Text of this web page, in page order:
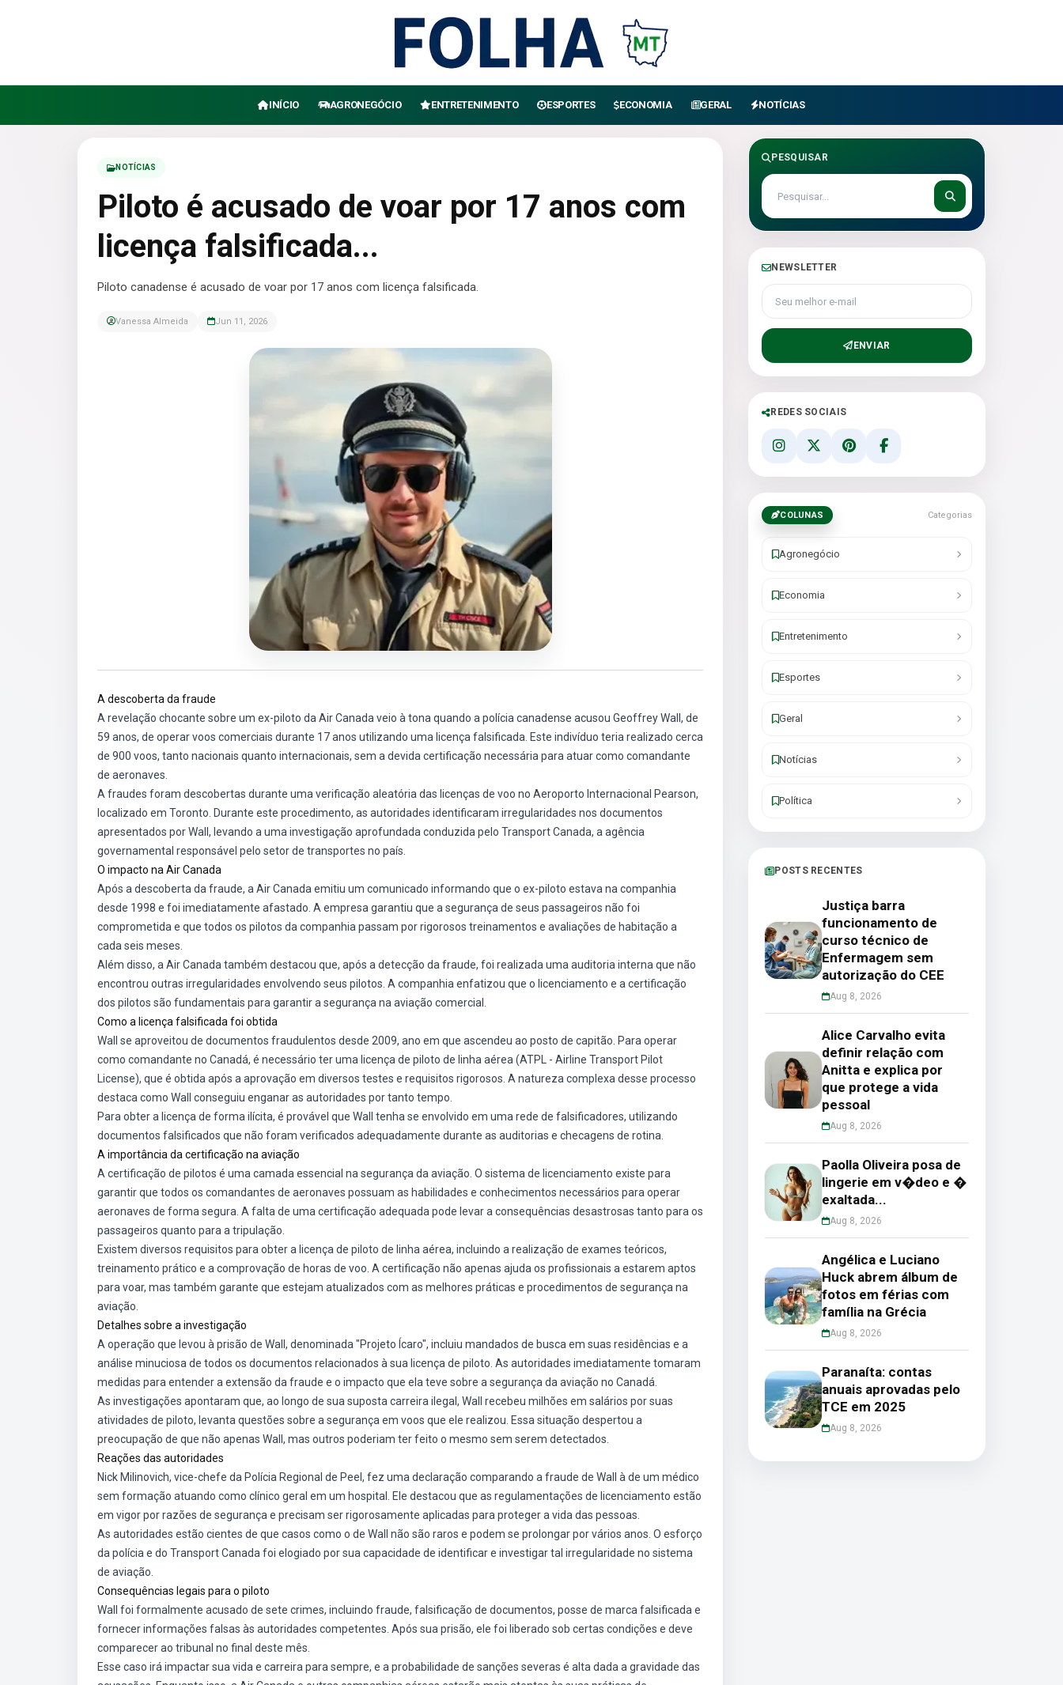
INÍCIO AGRONEGÓCIO ENTRETENIMENTO ESPORTES ECONOMIA GERAL NOTÍCIAS
NOTÍCIAS
Piloto é acusado de voar por 17 anos com
licença falsificada...
Piloto canadense é acusado de voar por 17 anos com licença falsificada.
Vanessa Almeida Jun 11, 2026
A descoberta da fraude
A revelação chocante sobre um ex-piloto da Air Canada veio à tona quando a polícia canadense acusou Geoffrey Wall, de
59 anos, de operar voos comerciais durante 17 anos utilizando uma licença falsificada. Este indivíduo teria realizado cerca
de 900 voos, tanto nacionais quanto internacionais, sem a devida certificação necessária para atuar como comandante
de aeronaves.
A fraudes foram descobertas durante uma verificação aleatória das licenças de voo no Aeroporto Internacional Pearson,
localizado em Toronto. Durante este procedimento, as autoridades identificaram irregularidades nos documentos
apresentados por Wall, levando a uma investigação aprofundada conduzida pelo Transport Canada, a agência
governamental responsável pelo setor de transportes no país.
O impacto na Air Canada
Após a descoberta da fraude, a Air Canada emitiu um comunicado informando que o ex-piloto estava na companhia
desde 1998 e foi imediatamente afastado. A empresa garantiu que a segurança de seus passageiros não foi
comprometida e que todos os pilotos da companhia passam por rigorosos treinamentos e avaliações de habitação a
cada seis meses.
Além disso, a Air Canada também destacou que, após a detecção da fraude, foi realizada uma auditoria interna que não
encontrou outras irregularidades envolvendo seus pilotos. A companhia enfatizou que o licenciamento e a certificação
dos pilotos são fundamentais para garantir a segurança na aviação comercial.
Como a licença falsificada foi obtida
Wall se aproveitou de documentos fraudulentos desde 2009, ano em que ascendeu ao posto de capitão. Para operar
como comandante no Canadá, é necessário ter uma licença de piloto de linha aérea (ATPL - Airline Transport Pilot
License), que é obtida após a aprovação em diversos testes e requisitos rigorosos. A natureza complexa desse processo
destaca como Wall conseguiu enganar as autoridades por tanto tempo.
Para obter a licença de forma ilícita, é provável que Wall tenha se envolvido em uma rede de falsificadores, utilizando
documentos falsificados que não foram verificados adequadamente durante as auditorias e checagens de rotina.
A importância da certificação na aviação
A certificação de pilotos é uma camada essencial na segurança da aviação. O sistema de licenciamento existe para
garantir que todos os comandantes de aeronaves possuam as habilidades e conhecimentos necessários para operar
aeronaves de forma segura. A falta de uma certificação adequada pode levar a consequências desastrosas tanto para os
passageiros quanto para a tripulação.
Existem diversos requisitos para obter a licença de piloto de linha aérea, incluindo a realização de exames teóricos,
treinamento prático e a comprovação de horas de voo. A certificação não apenas ajuda os profissionais a estarem aptos
para voar, mas também garante que estejam atualizados com as melhores práticas e procedimentos de segurança na
aviação.
Detalhes sobre a investigação
A operação que levou à prisão de Wall, denominada "Projeto Ícaro", incluiu mandados de busca em suas residências e a
análise minuciosa de todos os documentos relacionados à sua licença de piloto. As autoridades imediatamente tomaram
medidas para entender a extensão da fraude e o impacto que ela teve sobre a segurança da aviação no Canadá.
As investigações apontaram que, ao longo de sua suposta carreira ilegal, Wall recebeu milhões em salários por suas
atividades de piloto, levanta questões sobre a segurança em voos que ele realizou. Essa situação despertou a
preocupação de que não apenas Wall, mas outros poderiam ter feito o mesmo sem serem detectados.
Reações das autoridades
Nick Milinovich, vice-chefe da Polícia Regional de Peel, fez uma declaração comparando a fraude de Wall à de um médico
sem formação atuando como clínico geral em um hospital. Ele destacou que as regulamentações de licenciamento estão
em vigor por razões de segurança e precisam ser rigorosamente aplicadas para proteger a vida das pessoas.
As autoridades estão cientes de que casos como o de Wall não são raros e podem se prolongar por vários anos. O esforço
da polícia e do Transport Canada foi elogiado por sua capacidade de identificar e investigar tal irregularidade no sistema
de aviação.
Consequências legais para o piloto
Wall foi formalmente acusado de sete crimes, incluindo fraude, falsificação de documentos, posse de marca falsificada e
fornecer informações falsas às autoridades competentes. Após sua prisão, ele foi liberado sob certas condições e deve
comparecer ao tribunal no final deste mês.
Esse caso irá impactar sua vida e carreira para sempre, e a probabilidade de sanções severas é alta dada a gravidade das
PESQUISAR
NEWSLETTER
Seu melhor e-mail
ENVIAR
REDES SOCIAIS
COLUNAS Categorias
Agronegócio
Economia
Entretenimento
Esportes
Geral
Notícias
Política
POSTS RECENTES
Justiça barra
funcionamento de
curso técnico de
Enfermagem sem
autorização do CEE
Aug 8, 2026
Alice Carvalho evita
definir relação com
Anitta e explica por
que protege a vida
pessoal
Aug 8, 2026
Paolla Oliveira posa de
lingerie em v�deo e �
exaltada...
Aug 8, 2026
Angélica e Luciano
Huck abrem álbum de
fotos em férias com
família na Grécia
Aug 8, 2026
Paranaíta: contas
anuais aprovadas pelo
TCE em 2025
Aug 8, 2026